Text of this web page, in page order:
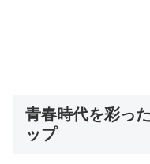
青春時代を彩っ
ップ